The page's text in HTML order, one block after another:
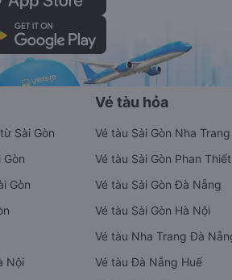
Sài Gòn
Gòn
Gòn
Nội
Vé tàu hỏa
Vé tàu Sài Gòn Nha Trang
Vé tàu Sài Gòn Phan Thiết
Vé tàu Sài Gòn Đà Nẵng
Vé tàu Sài Gòn Hà Nội
Vé tàu Nha Trang Đà
Vé tàu Đà Nẵng Huế